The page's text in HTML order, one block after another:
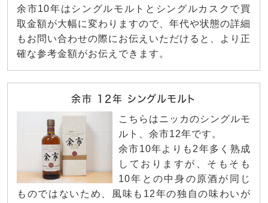
余市10年はシングルモルトとシングルカスクで買
取金額が大幅に変わりますので、年代や状態の詳細
もお問い合わせの際にお伝えいただけると、より正
確な参考金額がお伝えできます。
余市 12年 シングルモルト
こちらはニッカのシングルモ
ルト、余市12年です。
余市10年よりも2年多く熟成
しておりますが、そもそも
10年との中身の原酒が同じ
ものではないため、風味も12年の独自の味わいが